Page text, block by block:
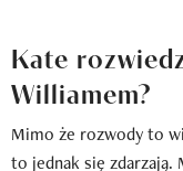
Kate
Williamem?
Mimo że rozwody to
to jednak się zdarzają.